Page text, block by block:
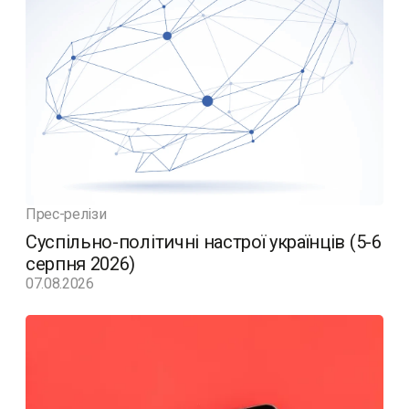
Прес-релізи
Суспільно-політичні настрої українців (5-6
серпня 2026)
07.08.2026